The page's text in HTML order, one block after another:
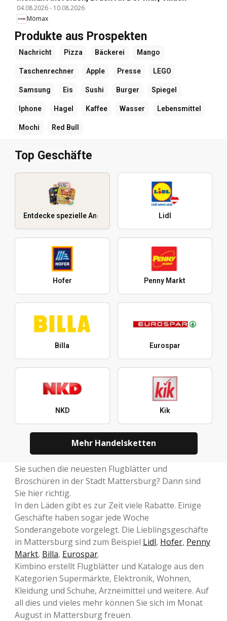
04.08.2026- 10.08.2026
Mömax
Produkte aus Prospekten
Nachricht Pizza Bäckerei Mango
Taschenrechner Apple Presse LEGO
Samsung Eis Sushi Burger Spiegel
Iphone Hagel Kaffee Wasser Lebensmittel
Mochi Red Bull
Top Geschäfte
Entdecke spezielle Angebote Lidl
Hofer Penny Markt
Billa Eurospar
NKD Kik
Mehr Handelsketten
Sie suchen die neuesten Flugblätter und
Broschüren in der Stadt Mattersburg? Dann sind
Sie hier richtig.
In den Läden gibt es zur Zeit viele Rabatte. Einige
Geschäfte haben sogar jede Woche
Sonderangebote vorgelegt. Die Lieblingsgeschäfte
in Mattersburg sind zum Beispiel Lidl, Hofer, Penny
Markt, Billa, Eurospar.
Kimbino erstellt Flugblätter und Kataloge aus den
Kategorien Supermärkte, Elektronik, Wohnen,
Kleidung und Schuhe, Arzneimittel und weitere. Auf
all dies und vieles mehr können Sie sich im Monat
August in Mattersburg freuen.